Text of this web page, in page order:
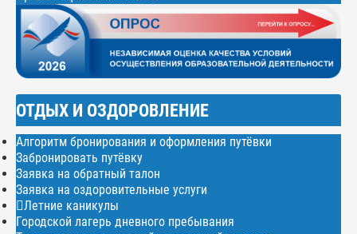
ОТДЫХ И ОЗДОРОВЛЕНИЕ
Алгоритм бронирования и оформления путёвки
Забронировать путёвку
Заявка на обратный талон
Заявка на оздоровительные услуги
Летние каникулы
Городской лагерь дневного пребывания